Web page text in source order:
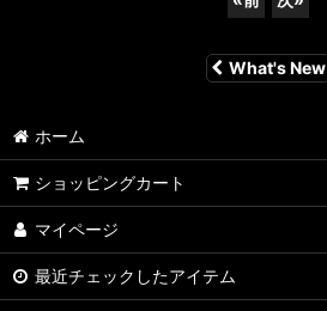
What's New
ホーム
ショッピングカート
マイページ
最近チェックしたアイテム